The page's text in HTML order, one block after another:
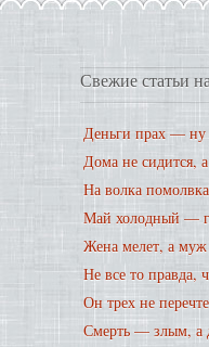
Свежие статьи
Деньги прах — ну
Дома не сидится,
На волка
Май холодный —
Жена мелет, а муж
Не все то правда,
Он трех не
Смерть — злым, а